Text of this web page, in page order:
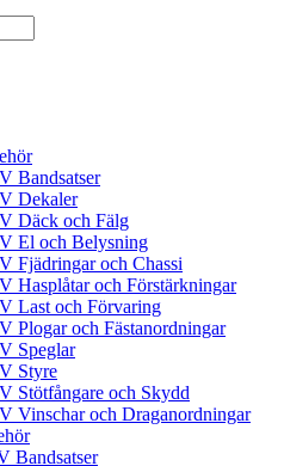
Bandsatser
Dekaler
Däck och Fälg
El och Belysning
Fjädringar och Chassi
Hasplåtar och Förstärkningar
Last och Förvaring
Plogar och Fästanordningar
Speglar
Styre
Stötfångare och Skydd
Vinschar och Draganordningar
Bandsatser